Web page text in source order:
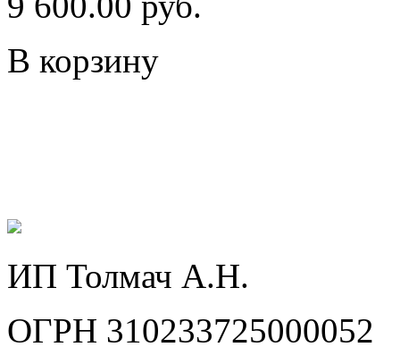
В корзину
ИП Толмач А.Н.
ОГРН 310233725000052